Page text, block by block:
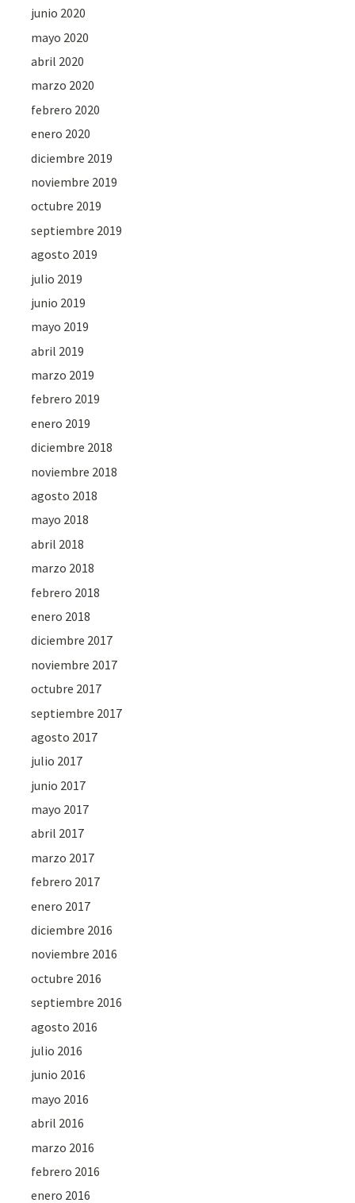
junio 2020
mayo 2020
abril 2020
marzo 2020
febrero 2020
enero 2020
diciembre 2019
noviembre 2019
octubre 2019
septiembre 2019
agosto 2019
julio 2019
junio 2019
mayo 2019
abril 2019
marzo 2019
febrero 2019
enero 2019
diciembre 2018
noviembre 2018
agosto 2018
mayo 2018
abril 2018
marzo 2018
febrero 2018
enero 2018
diciembre 2017
noviembre 2017
octubre 2017
septiembre 2017
agosto 2017
julio 2017
junio 2017
mayo 2017
abril 2017
marzo 2017
febrero 2017
enero 2017
diciembre 2016
noviembre 2016
octubre 2016
septiembre 2016
agosto 2016
julio 2016
junio 2016
mayo 2016
abril 2016
marzo 2016
febrero 2016
enero 2016